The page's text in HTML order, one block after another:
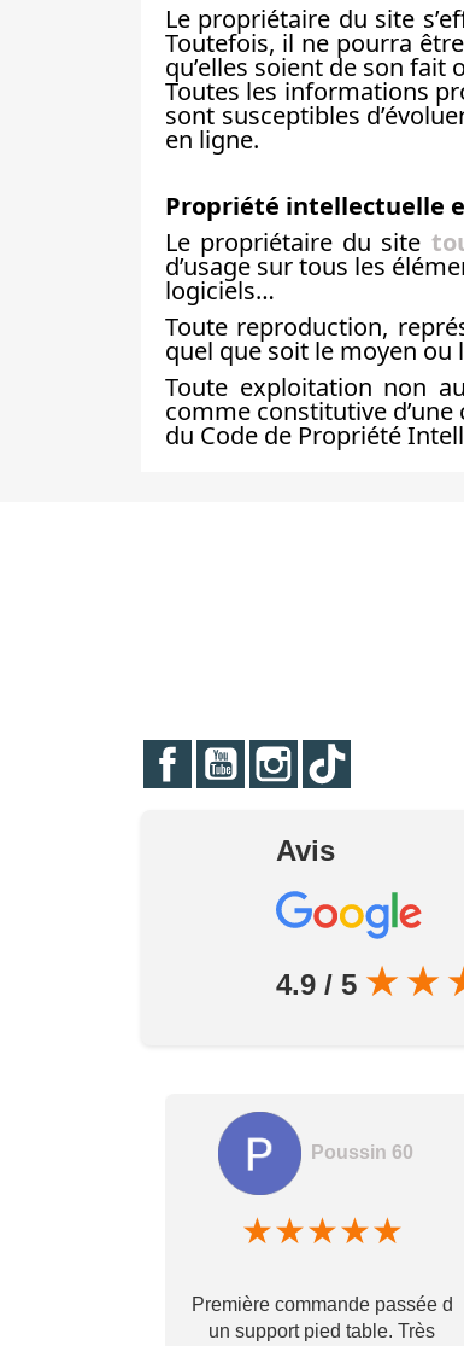
Le propriétaire du site
Toutefois, il ne pourra
qu’elles soient de son
Toutes les informations
sont susceptibles
en ligne.
Propriété intellectuelle
Le propriétaire du site
d’usage sur tous les
logiciels…
Toute reproduction,
quel que soit le moyen
Toute exploitation non
comme constitutive
du Code de Propriété
FacebookYouTubeInstagram
Avis
4.9 / 5 ★ ★
Poussin 60
★★★★★
Première commande passée d
un support pied table. Très